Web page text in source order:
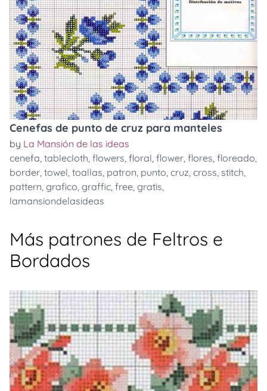
Cenefas de punto de cruz para manteles
by La Mansión de las ideas
cenefa, tablecloth, flowers, floral, flower, flores, floreado,
border, towel, toallas, patron, punto, cruz, cross, stitch,
pattern, grafico, graffic, free, gratis,
lamansiondelasideas
Más patrones de Feltros e
Bordados